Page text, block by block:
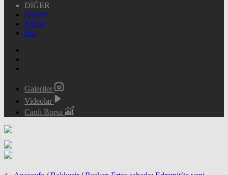
DİĞER
İletişim
Künye
İlan
Galeriler
Videolar
Canlı Borsa